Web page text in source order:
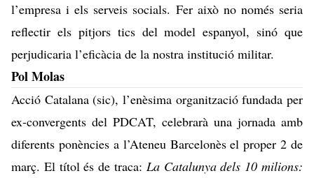
l’empresa i els serveis socials. Fer això no només seria
reflectir els pitjors tics del model espanyol, sinó que
perjudicaria l’eficàcia de la nostra institució militar.
Pol Molas
Acció Catalana (sic), l’enèsima organització fundada per
ex-convergents del PDCAT, celebrarà una jornada amb
diferents ponències a l’Ateneu Barcelonès el proper 2 de
març. El títol és de traca: La Catalunya dels 10 milions: